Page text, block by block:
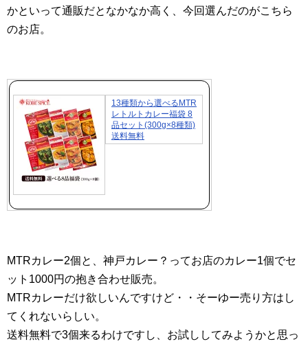
かといって通販だとなかなか高く、今回選んだのがこちら
のお店。
13種類から選べるMTR
レトルトカレー福袋 8
品セット(300g×8種類)
送料無料
MTRカレー2個と、神戸カレー？ってお店のカレー1個でセ
ット1000円の抱き合わせ販売。
MTRカレーだけ欲しいんですけど・・そーゆー売り方はし
てくれないらしい。
送料無料で3個来るわけですし、お試ししてみようかと思っ